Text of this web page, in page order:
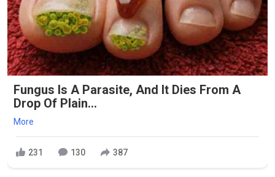
Fungus Is A Parasite, And It Dies From A
Drop Of Plain...
More
231 130 387